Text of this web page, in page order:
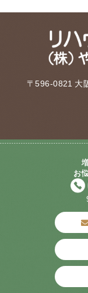
〒596-0821 大
お